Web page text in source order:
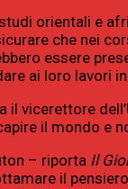
orientali e
che nei
essere
ai loro lavori
il vicerettore
il mondo e
– riporta Il
il